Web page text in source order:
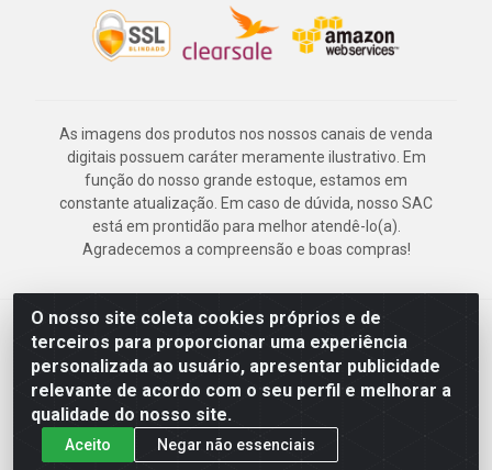
O nosso site coleta cookies próprios e de
terceiros para proporcionar uma experiência
personalizada ao usuário, apresentar publicidade
relevante de acordo com o seu perfil e melhorar a
qualidade do nosso site.
Aceito Negar não essenciais
As imagens dos produtos nos nossos canais de venda
digitais possuem caráter meramente ilustrativo. Em
função do nosso grande estoque, estamos em
constante atualização. Em caso de dúvida, nosso SAC
está em prontidão para melhor atendê-lo(a).
Agradecemos a compreensão e boas compras!
Deskontão Atacado - Av. Marechal Mascarenhas de Morais, 2471 -
Imbiribeira - Recife/PE - CEP 51.150-001 - CNPJ 24.150.377/0003-
57